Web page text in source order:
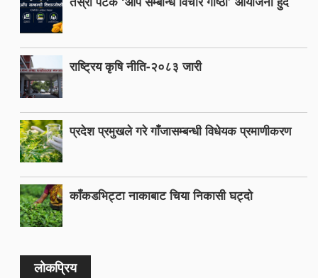
राष्ट्रिय कृषि नीति-२०८३ जारी
प्रदेश प्रमुखले गरे गाँजासम्बन्धी विधेयक प्रमाणीकरण
काँकडभिट्टा नाकाबाट चिया निकासी घट्दो
लोकप्रिय